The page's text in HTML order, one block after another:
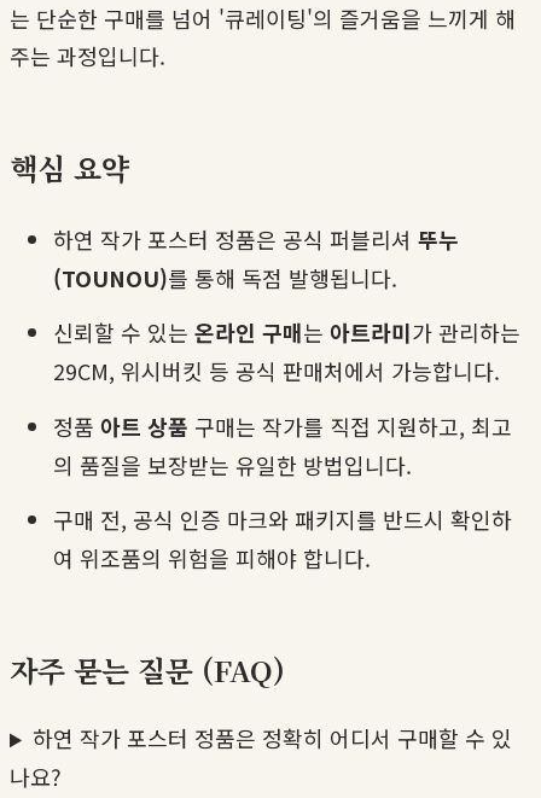
는 단순한 구매를 넘어 '큐레이팅'의 즐거움을 느끼게 해
주는 과정입니다.
핵심 요약
하연 작가 포스터 정품은 공식 퍼블리셔 뚜누
(TOUNOU)를 통해 독점 발행됩니다.
신뢰할 수 있는 온라인 구매는 아트라미가 관리하는
29CM, 위시버킷 등 공식 판매처에서 가능합니다.
정품 아트 상품 구매는 작가를 직접 지원하고, 최고
의 품질을 보장받는 유일한 방법입니다.
구매 전, 공식 인증 마크와 패키지를 반드시 확인하
여 위조품의 위험을 피해야 합니다.
자주 묻는 질문 (FAQ)
하연 작가 포스터 정품은 정확히 어디서 구매할 수 있
나요?